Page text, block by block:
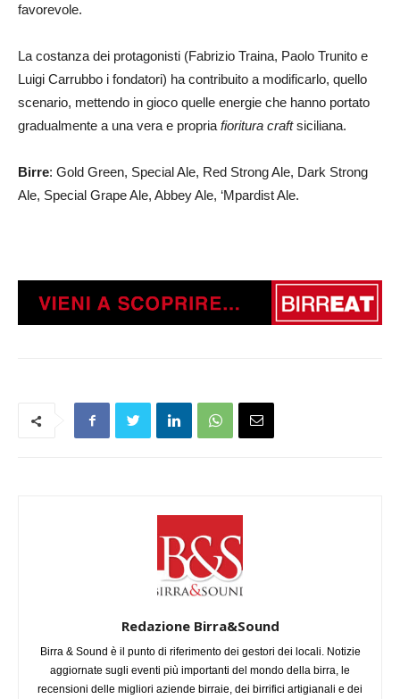
favorevole.
La costanza dei protagonisti (Fabrizio Traina, Paolo Trunito e
Luigi Carrubbo i fondatori) ha contribuito a modificarlo, quello
scenario, mettendo in gioco quelle energie che hanno portato
gradualmente a una vera e propria fioritura craftsiciliana.
Birre: Gold Green, Special Ale, Red Strong Ale, Dark Strong
Ale, Special Grape Ale, Abbey Ale, ‘Mpardist Ale.
Redazione Birra&Sound
Birra & Sound è il punto di riferimento dei gestori dei locali. Notizie
aggiornate sugli eventi più importanti del mondo della birra, le
recensioni delle migliori aziende birraie, dei birrifici artigianali e dei